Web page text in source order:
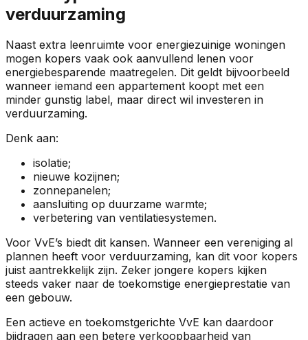
verduurzaming
Naast extra leenruimte voor energiezuinige woningen
mogen kopers vaak ook aanvullend lenen voor
energiebesparende maatregelen. Dit geldt bijvoorbeeld
wanneer iemand een appartement koopt met een
minder gunstig label, maar direct wil investeren in
verduurzaming.
Denk aan:
isolatie;
nieuwe kozijnen;
zonnepanelen;
aansluiting op duurzame warmte;
verbetering van ventilatiesystemen.
Voor VvE’s biedt dit kansen. Wanneer een vereniging al
plannen heeft voor verduurzaming, kan dit voor kopers
juist aantrekkelijk zijn. Zeker jongere kopers kijken
steeds vaker naar de toekomstige energieprestatie van
een gebouw.
Een actieve en toekomstgerichte VvE kan daardoor
bijdragen aan een betere verkoopbaarheid van